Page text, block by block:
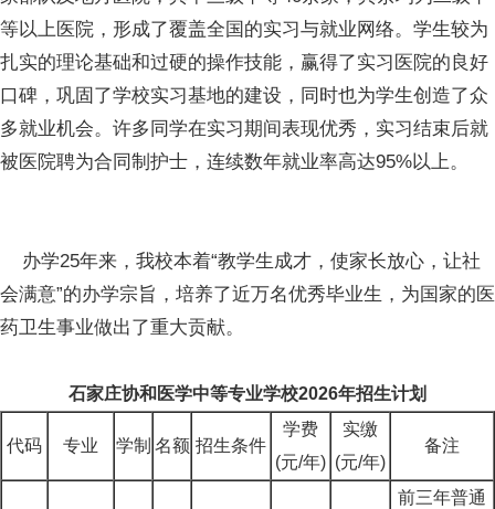
等以上医院，形成了覆盖全国的实习与就业网络。学生较为
扎实的理论基础和过硬的操作技能，赢得了实习医院的良好
口碑，巩固了学校实习基地的建设，同时也为学生创造了众
多就业机会。许多同学在实习期间表现优秀，实习结束后就
被医院聘为合同制护士，连续数年就业率高达95%以上。
办学25年来，我校本着“教学生成才，使家长放心，让社
会满意”的办学宗旨，培养了近万名优秀毕业生，为国家的医
药卫生事业做出了重大贡献。
石家庄协和医学中等专业学校2026年招生计划
代码 专业 学制 名额 招生条件
学费
(元/年)
实缴
(元/年)
备注
前三年普通